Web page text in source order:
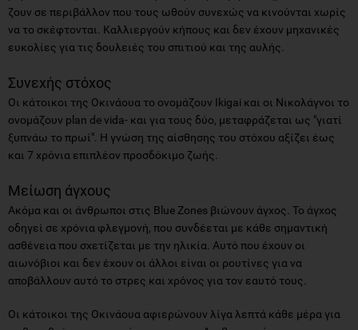
ζουν σε περιβάλλον που τους ωθούν συνεχώς να κινούνται χωρίς
να το σκέφτονται. Καλλιεργούν κήπους και δεν έχουν μηχανικές
ευκολίες για τις δουλειές του σπιτιού και της αυλής.
Συνεχής στόχος
Οι κάτοικοι της Οκινάουα το ονομάζουν Ikigai και οι Νικολάγνοι το
ονομάζουν plan de vida- και για τους δύο, μεταφράζεται ως "γιατί
ξυπνάω το πρωί". Η γνώση της αίσθησης του στόχου αξίζει έως
και 7 χρόνια επιπλέον προσδόκιμο ζωής.
Μείωση άγχους
Ακόμα και οι άνθρωποι στις Blue Zones βιώνουν άγχος. Το άγχος
οδηγεί σε χρόνια φλεγμονή, που συνδέεται με κάθε σημαντική
ασθένεια που σχετίζεται με την ηλικία. Αυτό που έχουν οι
αιωνόβιοι και δεν έχουν οι άλλοι είναι οι ρουτίνες για να
αποβάλλουν αυτό το στρες και χρόνος για τον εαυτό τους.
Οι κάτοικοι της Οκινάουα αφιερώνουν λίγα λεπτά κάθε μέρα για